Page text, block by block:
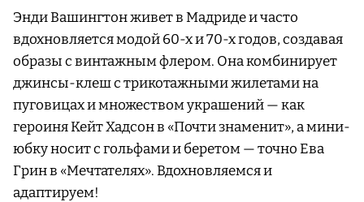
Энди Вашингтон живет в Мадриде и часто
вдохновляется модой 60-х и 70-х годов, создавая
образы с винтажным флером. Она комбинирует
джинсы-клеш с трикотажными жилетами на
пуговицах и множеством украшений — как
героиня Кейт Хадсон в «Почти знаменит», а мини-
юбку носит с гольфами и беретом — точно Ева
Грин в «Мечтателях». Вдохновляемся и
адаптируем!